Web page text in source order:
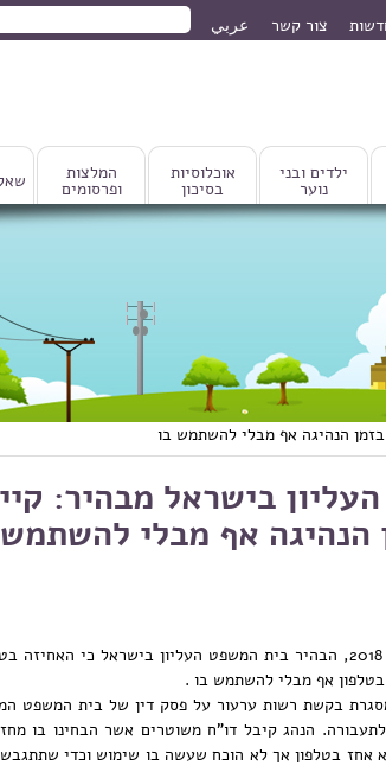
טופס חיפוש
חיפוש צור קשר عربي
ילדים ובני
נוער
אוכלוסיות
בסיכון
המלצות
ופרסומים
הנהיגה אף מבלי להשתמש בו
בישראל מבהיר:
הנהיגה אף מבלי
בפסק דין* שניתן באפריל 2018, הבהיר בית המשפט העליון בישראל
בטלפון אף מבלי להשתמש בו .
בקשת רשות ערעור על פסק דין של בית המשפט
הנהג קיבל דו"ח משוטרים אשר הבחינו בו